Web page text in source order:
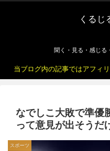
くるじ
聞く・見る・感じる
当ブログ内の記事ではアフィ
なでしこ大敗で準優
って意見が出そうだ
スポーツ